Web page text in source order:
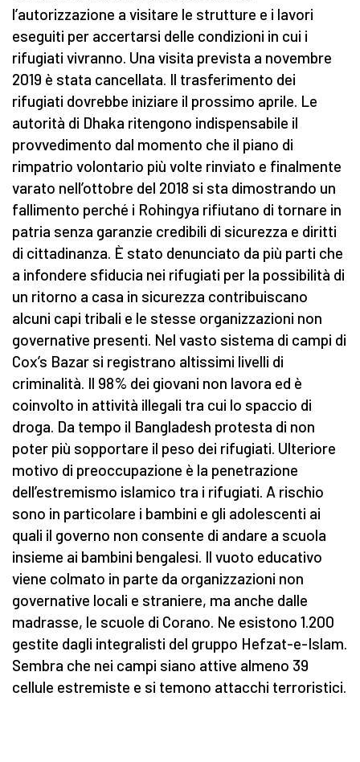
l’autorizzazione a visitare le strutture e i lavori
eseguiti per accertarsi delle condizioni in cui i
rifugiati vivranno. Una visita prevista a novembre
2019 è stata cancellata. Il trasferimento dei
rifugiati dovrebbe iniziare il prossimo aprile. Le
autorità di Dhaka ritengono indispensabile il
provvedimento dal momento che il piano di
rimpatrio volontario più volte rinviato e finalmente
varato nell’ottobre del 2018 si sta dimostrando un
fallimento perché i Rohingya rifiutano di tornare in
patria senza garanzie credibili di sicurezza e diritti
di cittadinanza. È stato denunciato da più parti che
a infondere sfiducia nei rifugiati per la possibilità di
un ritorno a casa in sicurezza contribuiscano
alcuni capi tribali e le stesse organizzazioni non
governative presenti. Nel vasto sistema di campi di
Cox’s Bazar si registrano altissimi livelli di
criminalità. Il 98% dei giovani non lavora ed è
coinvolto in attività illegali tra cui lo spaccio di
droga. Da tempo il Bangladesh protesta di non
poter più sopportare il peso dei rifugiati. Ulteriore
motivo di preoccupazione è la penetrazione
dell’estremismo islamico tra i rifugiati. A rischio
sono in particolare i bambini e gli adolescenti ai
quali il governo non consente di andare a scuola
insieme ai bambini bengalesi. Il vuoto educativo
viene colmato in parte da organizzazioni non
governative locali e straniere, ma anche dalle
madrasse, le scuole di Corano. Ne esistono 1.200
gestite dagli integralisti del gruppo Hefzat-e-Islam.
Sembra che nei campi siano attive almeno 39
cellule estremiste e si temono attacchi terroristici.